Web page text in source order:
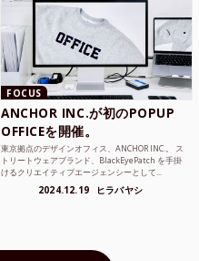
FOCUS
ANCHOR INC.が初のPOPUP
OFFICEを開催。
東京拠点のデザインオフィス、ANCHOR INC.。 ス
トリートウェアブランド、BlackEyePatch を手掛
けるクリエイティブエージェンシーとして...
2024.12.19 ヒラバヤシ